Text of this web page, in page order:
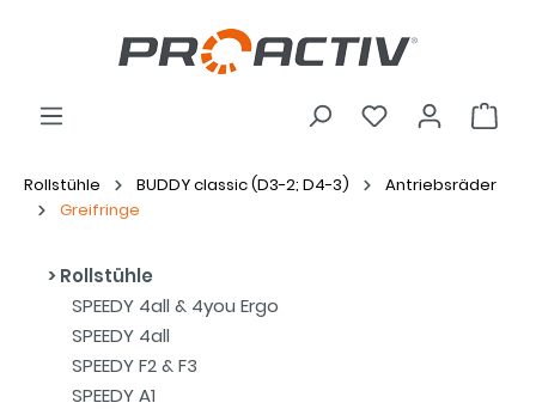
Rollstühle BUDDY classic (D3-2; D4-3)
Antriebsräder
Greifringe
Rollstühle
SPEEDY 4all & 4you Ergo
SPEEDY 4all
SPEEDY F2 & F3
SPEEDY A1